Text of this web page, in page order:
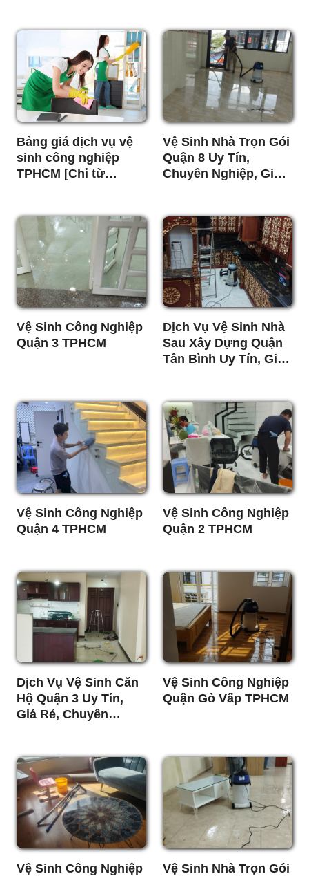
Bảng giá dịch vụ vệ
sinh công nghiệp
TPHCM [Chỉ từ
Vệ Sinh Nhà Trọn Gói
Quận 8 Uy Tín,
Chuyên Nghiệp, Giá
Vệ Sinh Công Nghiệp
Quận 3 TPHCM
Dịch Vụ Vệ Sinh Nhà
Sau Xây Dựng Quận
Tân Bình Uy Tín, Giá
Vệ Sinh Công Nghiệp
Quận 4 TPHCM
Vệ Sinh Công Nghiệp
Quận 2 TPHCM
Dịch Vụ Vệ Sinh Căn
Hộ Quận 3 Uy Tín,
Giá Rẻ, Chuyên
Vệ Sinh Công Nghiệp
Quận Gò Vấp TPHCM
Vệ Sinh Công Nghiệp
Vệ Sinh Nhà Trọn Gói